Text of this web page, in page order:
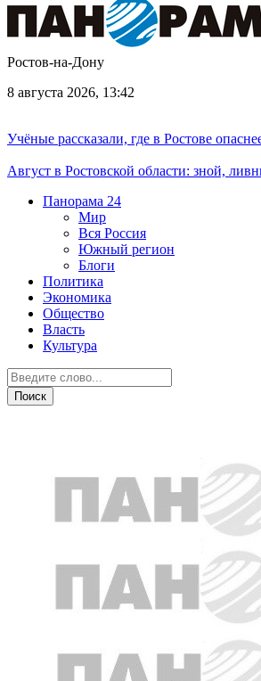
Ростов-на-Дону
8 августа 2026, 13:42
Учёные рассказали, где в Ростове
Август в Ростовской области: зной,
Панорама 24
Мир
Вся Россия
Южный регион
Блоги
Политика
Экономика
Общество
Власть
Культура